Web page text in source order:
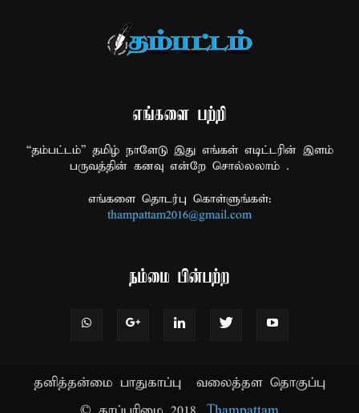
எங்களை பற்றி
“தம்பட்டம்” தமிழ் நாளேடு இது எங்கள் எடிட்டரின் இளம்
பருவத்தின் கனவு என்றே சொல்லலாம் .
எங்களை தொடர்பு கொள்ளுங்கள்:
thampattam2016@gmail.com
நம்மை பின்பற்ற
தனித்தன்மை பாதுகாப்பு
வலைத்தள தொகுப்பு